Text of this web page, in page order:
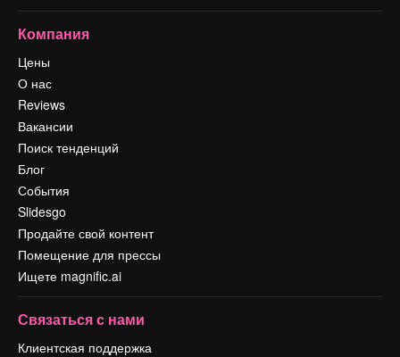
Компания
Цены
О нас
Reviews
Вакансии
Поиск тенденций
Блог
События
Slidesgo
Продайте свой контент
Помещение для прессы
Ищете magnific.ai
Связаться с нами
Клиентская поддержка